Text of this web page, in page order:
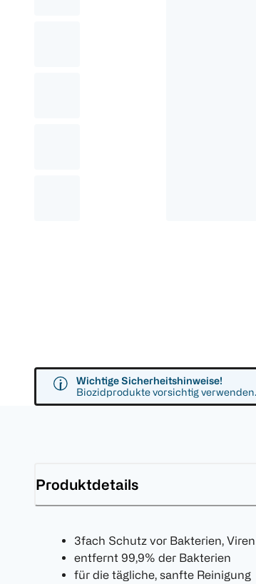
Wichtige Sicherheitshinweise!
Biozidprodukte vorsichtig
Produktdetails
3fach Schutz vor Bakterien,
entfernt 99,9% der Bakterien
für die tägliche, sanfte Reinigung